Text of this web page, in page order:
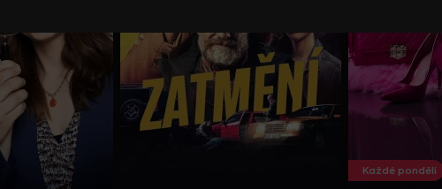
Každé pondělí